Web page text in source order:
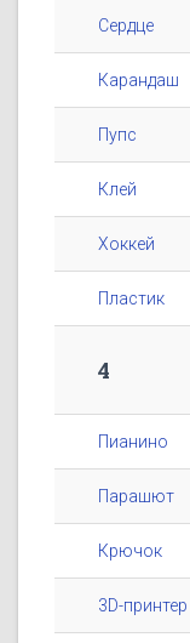
Сердце
Карандаш
Пупс
Клей
Хоккей
Пластик
4
Пианино
Парашют
Крючок
3D-принтер